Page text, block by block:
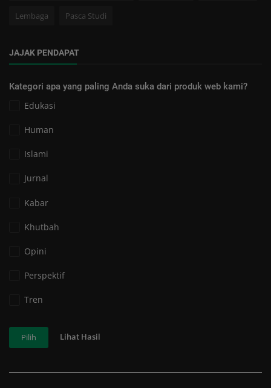
Lembaga Pasca Studi
JAJAK PENDAPAT
Kategori apa yang paling Anda suka dari produk web kami?
Edukasi
Human
Islami
Jurnal
Kabar
Khutbah
Opini
Perspektif
Tren
Pilih Lihat Hasil